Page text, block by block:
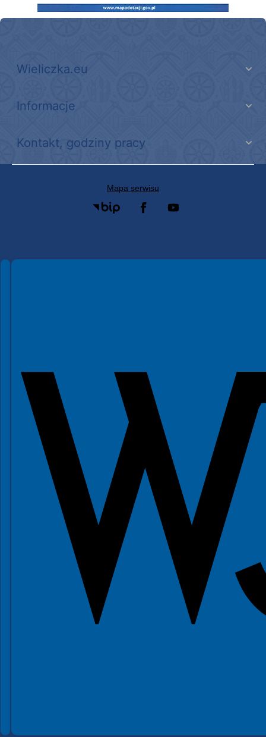
Wieliczka.eu
Informacje
Kontakt, godziny pracy
Mapa serwisu
Spełniamy standardy WCAG 2.2
Spełniamy standardy W3C